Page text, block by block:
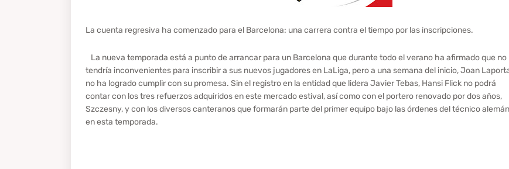
La cuenta regresiva ha comenzado para el Barcelona: una carrera contra el tiempo por las inscripciones.
La nueva temporada está a punto de arrancar para un Barcelona que durante todo el verano ha afirmado que no
tendría inconvenientes para inscribir a sus nuevos jugadores en LaLiga, pero a una semana del inicio, Joan
no ha logrado cumplir con su promesa. Sin el registro en la entidad que lidera Javier Tebas, Hansi Flick no podrá
contar con los tres refuerzos adquiridos en este mercado estival, así como con el portero renovado por dos años,
Szczesny, y con los diversos canteranos que formarán parte del primer equipo bajo las órdenes del técnico alemán
en esta temporada.